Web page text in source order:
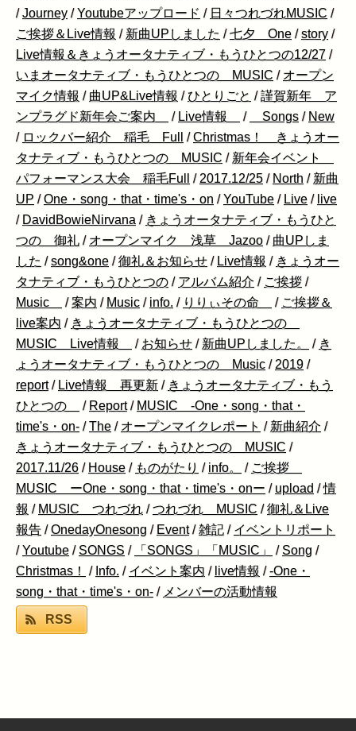
/Journey /Youtubeアップロード / 日々つれづれMUSIC /
ご挨拶＆Live情報 / 新曲UPしました /七夕 One /story /
Live情報＆きょうオータナティブ・もうひとつの12/27 /
いまオータナティブ・もうひとつの MUSIC / オープン
マイク情報 / 曲UP&Live情報 /ひとりごと /謹賀新年 ア
ンプラグド新年会ご案内
/ Live情報 / Songs / New
/ ロックバー紹介 稲毛 Full /Christmas！ きょうオー
タナティブ・もうひとつの MUSIC / 新年会イベント
パフォーマンス大会 稲毛Full
/ 2017.12/25 / North / 新曲
UP /One・song・that・time's・on /YouTube / Live / live
/ DavidBowieNirvana / きょうオータナティブ・もうひと
つの 御礼 / オープンマイク 浅草 Jazoo / 曲UPしま
した /song&one /御礼＆お知らせ / Live情報 / きょうオー
タナティブ・もうひとつの / アルバム紹介 / ご挨拶 /
Music
/案内 / Music / info. / りりぃその命 / ご挨拶＆
live案内 / きょうオータナティブ・もうひとつの
MUSIC Live情報
/ お知らせ / 新曲UPしました。 / き
ょうオータナティブ・もうひとつの Music / 2019 /
report / Live情報 再更新 / きょうオータナティブ・もう
ひとつの
/ Report / MUSIC -One・song・that・
time's・on- /The / オープンマイクレポート / 新曲紹介 /
きょうオータナティブ・もうひとつの MUSIC /
2017.11/26 / House / ものがたり / info。 / ご挨拶
MUSIC ーOne・song・that・time's・onー / upload /情
報 / MUSIC つれづれ /つれづれ MUSIC /御礼＆Live
報告 /OnedayOnesong / Event /雑記 / イベントリポート
/Youtube /SONGS / 「SONGS」「MUSIC」 /Song /
Christmas！
/ Info. / イベント案内 / live情報 /-One・
song・that・time's・on- / メンバーの活動情報
RSS